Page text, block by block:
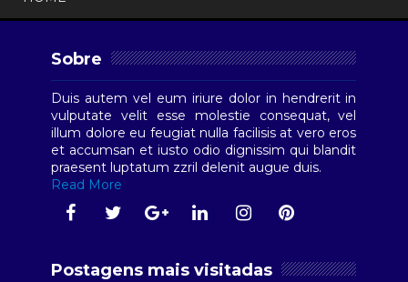
Sobre
Duis autem vel eum iriure dolor in hendrerit in
vulputate velit esse molestie consequat, vel
illum dolore eu feugiat nulla facilisis at vero eros
et accumsan et iusto odio dignissim qui blandit
praesent luptatum zzril delenit augue duis.
Read More
Postagens mais visitadas